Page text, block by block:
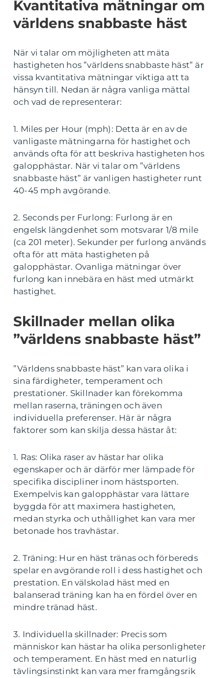
Kvantitativa mätningar om
världens snabbaste häst
När vi talar om möjligheten att mäta
hastigheten hos ”världens snabbaste häst” är
vissa kvantitativa mätningar viktiga att ta
hänsyn till. Nedan är några vanliga mättal
och vad de representerar:
1. Miles per Hour (mph): Detta är en av de
vanligaste mätningarna för hastighet och
används ofta för att beskriva hastigheten hos
galopphästar. När vi talar om ”världens
snabbaste häst” är vanligen hastigheter runt
40-45 mph avgörande.
2. Seconds per Furlong: Furlong är en
engelsk längdenhet som motsvarar 1/8 mile
(ca 201 meter). Sekunder per furlong används
ofta för att mäta hastigheten på
galopphästar. Ovanliga mätningar över
furlong kan innebära en häst med utmärkt
hastighet.
Skillnader mellan olika
”världens snabbaste häst”
”Världens snabbaste häst” kan vara olika i
sina färdigheter, temperament och
prestationer. Skillnader kan förekomma
mellan raserna, träningen och även
individuella preferenser. Här är några
faktorer som kan skilja dessa hästar åt:
1. Ras: Olika raser av hästar har olika
egenskaper och är därför mer lämpade för
specifika discipliner inom hästsporten.
Exempelvis kan galopphästar vara lättare
byggda för att maximera hastigheten,
medan styrka och uthållighet kan vara mer
betonade hos travhästar.
2. Träning: Hur en häst tränas och förbereds
spelar en avgörande roll i dess hastighet och
prestation. En välskolad häst med en
balanserad träning kan ha en fördel över en
mindre tränad häst.
3. Individuella skillnader: Precis som
människor kan hästar ha olika personligheter
och temperament. En häst med en naturlig
tävlingsinstinkt kan vara mer framgångsrik